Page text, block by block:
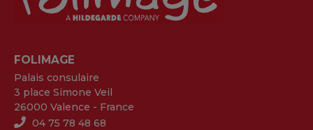
FOLIMAGE
Palais consulaire
3 place Simone Veil
26000 Valence - France
04 75 78 48 68